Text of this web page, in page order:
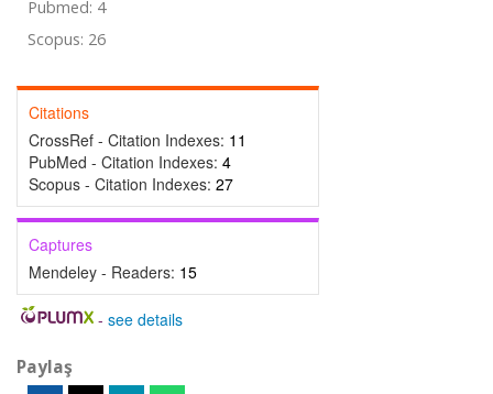
Pubmed: 4
Scopus: 26
Citations
CrossRef - Citation Indexes: 11
PubMed - Citation Indexes: 4
Scopus - Citation Indexes: 27
Captures
Mendeley - Readers: 15
- see details
Paylaş